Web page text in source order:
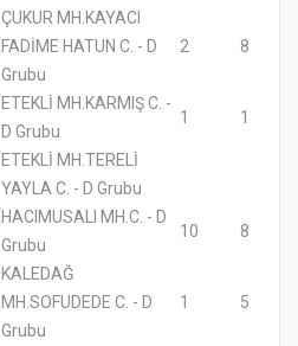
ÇUKUR MH.KAYACI
FADİME HATUN C. - D
Grubu
2 8
ETEKLİ MH.KARMIŞ C. -
D Grubu
1 1
ETEKLİ MH.TERELİ
YAYLA C. - D Grubu
HACIMUSALI MH.C. - D
Grubu
10 8
KALEDAĞ
MH.SOFUDEDE C. - D
Grubu
1 5